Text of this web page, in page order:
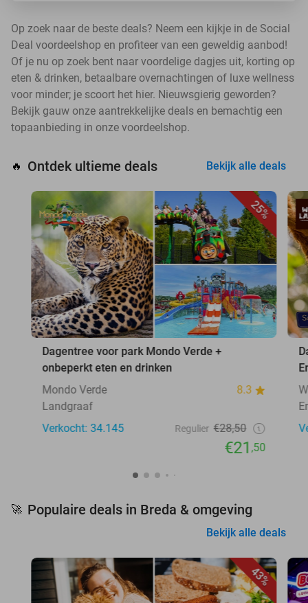
Op zoek naar de beste deals? Neem een kijkje in de Social
Deal voordeelshop en profiteer van een geweldig aanbod!
Of je nu op zoek bent naar voordelige dagjes uit, korting op
eten & drinken, betaalbare overnachtingen of luxe wellness
voor minder; je scoort het hier. Nieuwsgierig geworden?
Bekijk gauw onze aantrekkelijke deals en bemachtig een
topaanbieding in onze voordeelshop.
🔥 Ontdek ultieme deals Bekijk alle deals
25%
Dagentree voor park Mondo Verde +
onbeperkt eten en drinken
Mondo Verde
8.3
Landgraaf
Verkocht: 34.145
Regulier €28,50
€21,50
🚀 Populaire deals in Breda & omgeving
Bekijk alle deals
43%